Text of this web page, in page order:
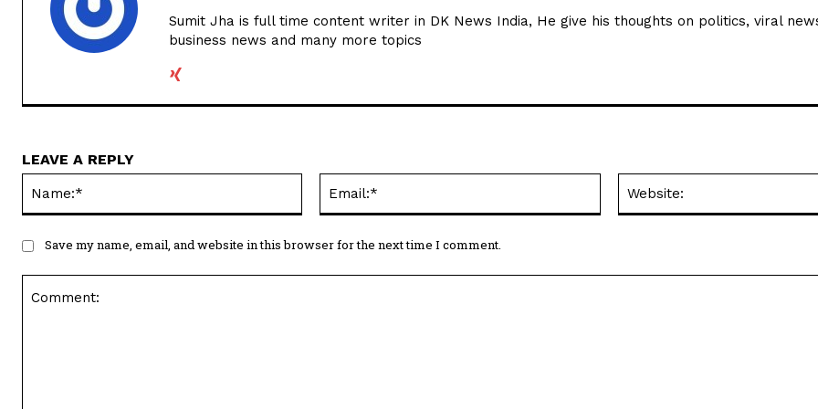
Sumit Jha is full time content writer in DK News India, He give his thoughts on politics, viral
business news and many more topics
LEAVE A REPLY
Save my name, email, and website in this browser for the next time I comment.